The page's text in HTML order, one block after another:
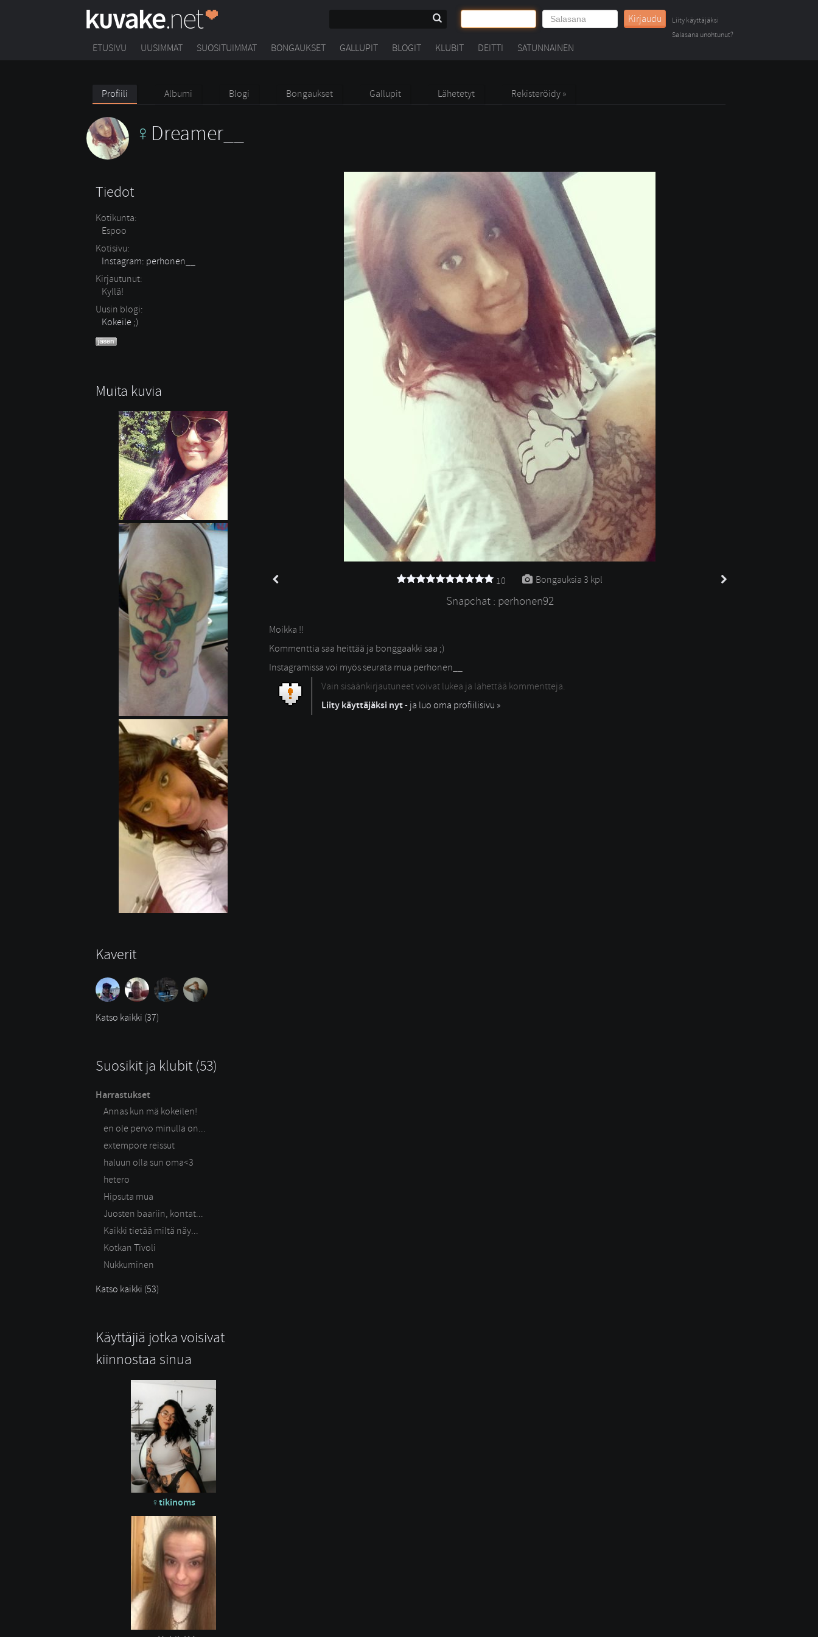
Kirjaudu
Liity käyttäjäksi
Salasana unohtunut?
ETUSIVU UUSIMMAT SUOSITUIMMAT BONGAUKSET GALLUPIT BLOGIT KLUBIT DEITTI SATUNNAINEN
Profiili Albumi Blogi Bongaukset Gallupit Lähetetyt Rekisteröidy »
Dreamer__
Tiedot
Kotikunta:
Espoo
Kotisivu:
Instagram: perhonen__
Kirjautunut:
Kyllä!
Uusin blogi:
Kokeile ;)
Muita kuvia
Kaverit
Katso kaikki (37)
Suosikit ja klubit (53)
Harrastukset
Annas kun mä kokeilen!
en ole pervo minulla on...
extempore reissut
haluun olla sun oma<3
hetero
Hipsuta mua
Juosten baariin, kontat...
Kaikki tietää miltä näy...
Kotkan Tivoli
Nukkuminen
Katso kaikki (53)
Käyttäjiä jotka voisivat
kiinnostaa sinua
tikinoms
10 Bongauksia 3 kpl
Snapchat : perhonen92
Moikka !!
Kommenttia saa heittää ja bonggaakki saa ;)
Instagramissa voi myös seurata mua perhonen__
Vain sisäänkirjautuneet voivat lukea ja lähettää kommentteja.
Liity käyttäjäksi nyt- ja luo oma profiilisivu »